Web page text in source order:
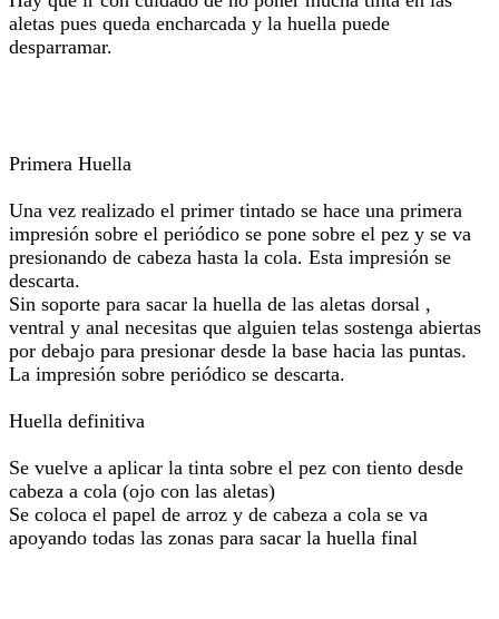
aletas pues queda encharcada y la huella puede
desparramar.
Primera Huella
Una vez realizado el primer tintado se hace una primera
impresión sobre el periódico se pone sobre el pez y se va
presionando de cabeza hasta la cola. Esta impresión se
descarta.
Sin soporte para sacar la huella de las aletas dorsal ,
ventral y anal necesitas que alguien telas sostenga abiertas
por debajo para presionar desde la base hacia las puntas.
La impresión sobre periódico se descarta.
Huella definitiva
Se vuelve a aplicar la tinta sobre el pez con tiento desde
cabeza a cola (ojo con las aletas)
Se coloca el papel de arroz y de cabeza a cola se va
apoyando todas las zonas para sacar la huella final